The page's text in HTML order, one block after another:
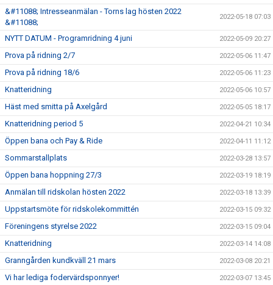
&#11088; Intresseanmälan - Torns lag hösten 2022
&#11088;
2022-05-18 07:03
NYTT DATUM - Programridning 4 juni 2022-05-09 20:27
Prova på ridning 2/7 2022-05-06 11:47
Prova på ridning 18/6 2022-05-06 11:23
Knatteridning 2022-05-06 10:57
Häst med smitta på Axelgård 2022-05-05 18:17
Knatteridning period 5 2022-04-21 10:34
Öppen bana och Pay & Ride 2022-04-11 11:12
Sommarstallplats 2022-03-28 13:57
Öppen bana hoppning 27/3 2022-03-19 18:19
Anmälan till ridskolan hösten 2022 2022-03-18 13:39
Uppstartsmöte för ridskolekommittén 2022-03-15 09:32
Föreningens styrelse 2022 2022-03-15 09:04
Knatteridning 2022-03-14 14:08
Granngården kundkväll 21 mars 2022-03-08 20:21
Vi har lediga fodervärdsponnyer! 2022-03-07 13:45